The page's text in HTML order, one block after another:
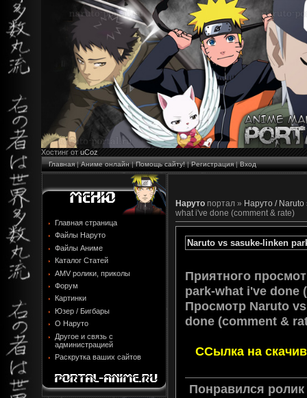
Хостинг от uCoz
Главная|Аниме онлайн|Помощь сайту!|Регистрация|Вход
Главная страница
Файлы Наруто
Файлы Аниме
Каталог Статей
AMV ролики, приколы
Форум
Картинки
Юзер / Бигбары
О Наруто
Другое и связь с
администрацией
Раскрутка ваших сайтов
Наруто портал » Наруто /
what i've done (comment & rate)
Naruto vs sasuke-linken
Приятного
park-what i've done
Просмотр Naruto
done (comment &
ССылка на
Понравился